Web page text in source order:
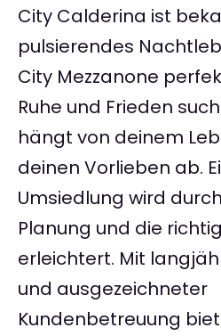
City Calderina ist
pulsierendes
City Mezzanone
Ruhe und Frieden
hängt von deinem
deinen Vorlieben ab.
Umsiedlung wird
Planung und die
erleichtert. Mit
und ausgezeichneter
Kundenbetreuung